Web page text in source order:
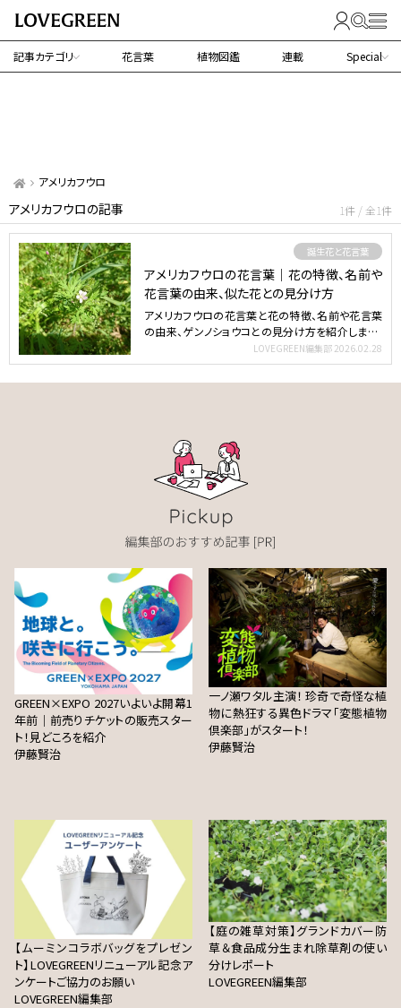
記事カテゴリ 花言葉 植物図鑑 連載 Special
アメリカフウロ
アメリカフウロの記事 1件 / 全1件
誕生花と花言葉
アメリカフウロの花言葉｜花の特徴、名前や
花言葉の由来、似た花との見分け方
アメリカフウロの花言葉と花の特徴、名前や花言葉
の由来、ゲンノショウコとの見分け方を紹介します。
LOVEGREEN編集部 2026.02.28
GREEN×EXPO 2027いよいよ開幕1
年前｜前売りチケットの販売スター
ト！見どころを紹介
伊藤賢治
一ノ瀬ワタル主演！ 珍奇で奇怪な植
物に熱狂する異色ドラマ「変態植物
倶楽部」がスタート！
伊藤賢治
【ムーミンコラボバッグをプレゼン
ト】LOVEGREENリニューアル記念ア
ンケートご協力のお願い
LOVEGREEN編集部
【庭の雑草対策】グランドカバー防
草＆食品成分生まれ除草剤の使い
分けレポート
LOVEGREEN編集部